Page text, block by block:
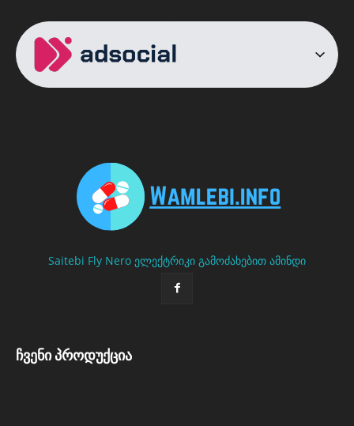
Saitebi Fly Nero ელექტრიკი გამოძახებით ამინდი
ჩვენი პროდუქცია